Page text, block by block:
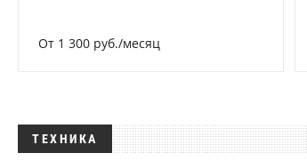
От 1 300 руб./месяц
ТЕХНИКА